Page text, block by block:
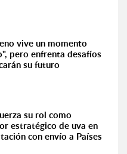
vive un momento
pero enfrenta desafíos
su futuro
su rol como
estratégico de uva en
con envío a Países